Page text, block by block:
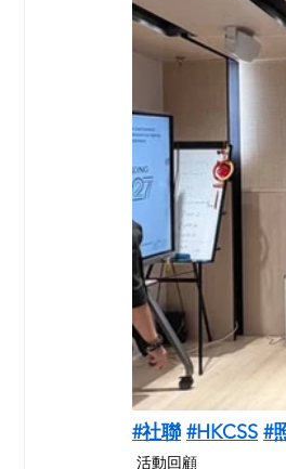
#社聯 #HKCSS #
活動回顧